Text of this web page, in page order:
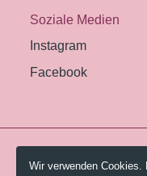
Soziale Medien
Instagram
Facebook
© 2026 Pestalozzi-
Wir verwenden Cookies.